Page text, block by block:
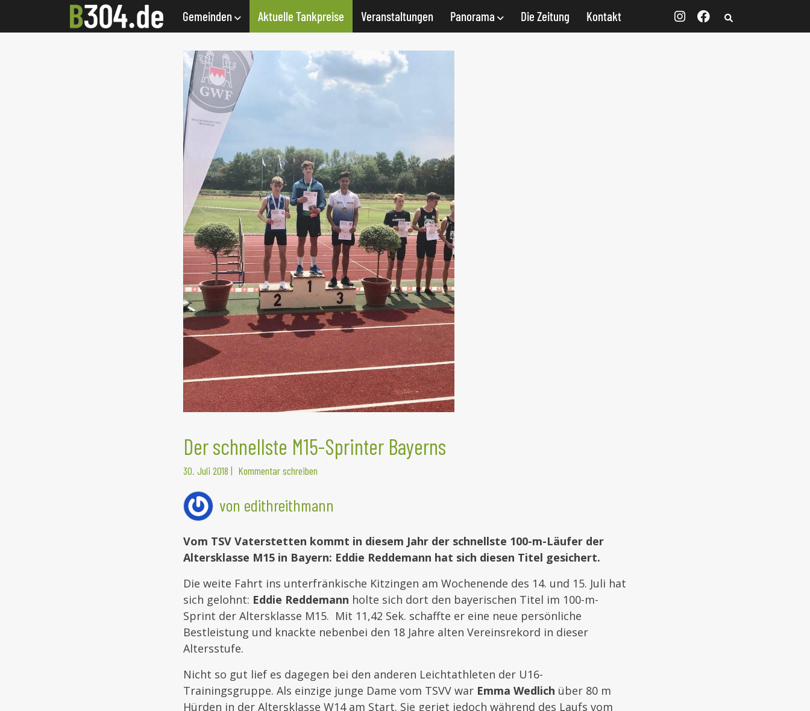
Gemeinden Aktuelle Tankpreise Veranstaltungen Panorama Die Zeitung Kontakt
Der schnellste M15-Sprinter Bayerns
30. Juli 2018 | Kommentar schreiben
von edithreithmann
Vom TSV Vaterstetten kommt in diesem Jahr der schnellste 100-m-Läufer der
Altersklasse M15 in Bayern: Eddie Reddemann hat sich diesen Titel gesichert.
Die weite Fahrt ins unterfränkische Kitzingen am Wochenende des 14. und 15. Juli hat
sich gelohnt: Eddie Reddemann holte sich dort den bayerischen Titel im 100-m-
Sprint der Altersklasse M15. Mit 11,42 Sek. schaffte er eine neue persönliche
Bestleistung und knackte nebenbei den 18 Jahre alten Vereinsrekord in dieser
Altersstufe.
Nicht so gut lief es dagegen bei den anderen Leichtathleten der U16-
Trainingsgruppe. Als einzige junge Dame vom TSVV war Emma Wedlich über 80 m
Hürden in der Altersklasse W14 am Start. Sie geriet jedoch während des Laufs vom